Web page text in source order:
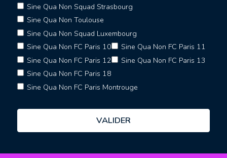
Sine Qua Non Squad Strasbourg
Sine Qua Non Toulouse
Sine Qua Non Squad Luxembourg
Sine Qua Non FC Paris 10
Sine Qua Non FC Paris 11
Sine Qua Non FC Paris 12
Sine Qua Non FC Paris 13
Sine Qua Non FC Paris 18
Sine Qua Non FC Paris Montrouge